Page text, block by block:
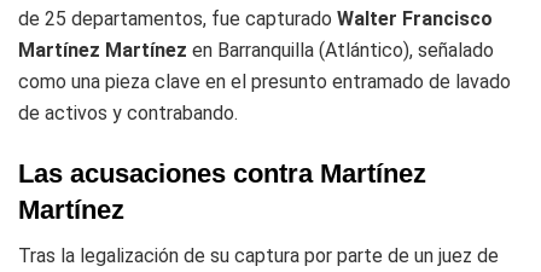
de 25 departamentos, fue capturado Walter Francisco
Martínez Martínez en Barranquilla (Atlántico), señalado
como una pieza clave en el presunto entramado de lavado
de activos y contrabando.
Las acusaciones contra Martínez
Martínez
Tras la legalización de su captura por parte de un juez de